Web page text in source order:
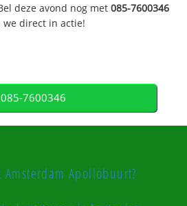
deze avond nog met085-7600346
direct in actie!
085-7600346
Amsterdam Apollobuurt?